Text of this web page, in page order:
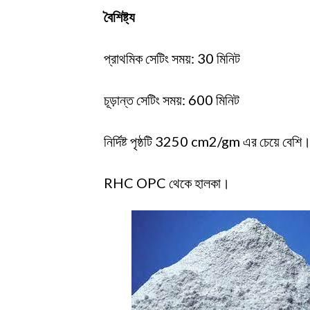
বৈশিষ্ট্য
প্রাথমিক সেটিং সময়: 30 মিনিট
চূড়ান্ত সেটিং সময়: 600 মিনিট
নির্দিষ্ট পৃষ্ঠটি 3250 cm2/gm এর চেয়ে বেশি।
RHC OPC থেকে হালকা।